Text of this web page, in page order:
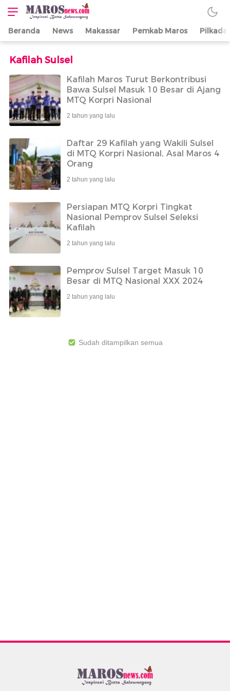
Maros News
Inspirasi Butta
Salewangang
Beranda News Makassar Pemkab Maros Pilkada
Kafilah Sulsel
Kafilah Maros Turut Berkontribusi
Bawa Sulsel Masuk 10 Besar di Ajang
MTQ Korpri Nasional
2 tahun yang lalu
Daftar 29 Kafilah yang Wakili Sulsel
di MTQ Korpri Nasional, Asal Maros 4
Orang
2 tahun yang lalu
Persiapan MTQ Korpri Tingkat
Nasional Pemprov Sulsel Seleksi
Kafilah
2 tahun yang lalu
Pemprov Sulsel Target Masuk 10
Besar di MTQ Nasional XXX 2024
2 tahun yang lalu
Sudah ditampilkan semua